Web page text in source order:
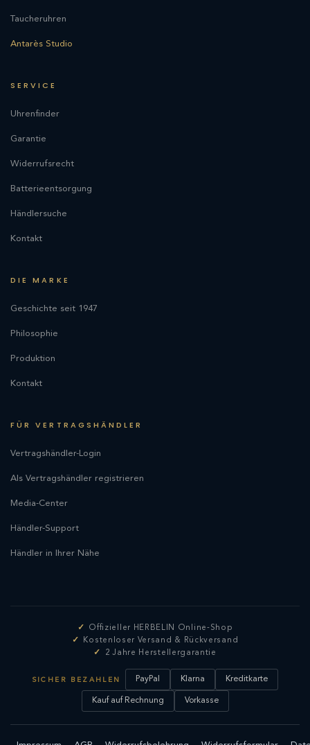
Taucheruhren
Antarès Studio
SERVICE
Uhrenfinder
Garantie
Widerrufsrecht
Batterieentsorgung
Händlersuche
Kontakt
DIE MARKE
Geschichte seit 1947
Philosophie
Produktion
Kontakt
FÜR VERTRAGSHÄNDLER
Vertragshändler-Login
Als Vertragshändler registrieren
Media-Center
Händler-Support
Händler in Ihrer Nähe
Offizieller HERBELIN Online-Shop
Kostenloser Versand & Rückversand
2 Jahre Herstellergarantie
SICHER BEZAHLEN PayPal Klarna Kreditkarte
Kauf auf Rechnung Vorkasse